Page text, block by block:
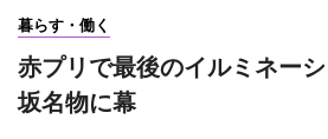
暮らす・働く
赤プリで最後のイルミネー
坂名物に幕